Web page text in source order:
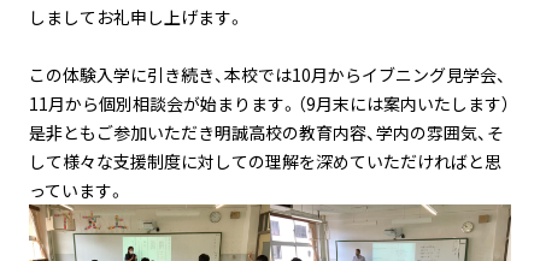
しましてお礼申し上げます。
この体験入学に引き続き、本校では10月からイブニング見学会、
11月から個別相談会が始まります。（9月末には案内いたします）
是非ともご参加いただき明誠高校の教育内容、学内の雰囲気、そ
して様々な支援制度に対しての理解を深めていただければと思
っています。